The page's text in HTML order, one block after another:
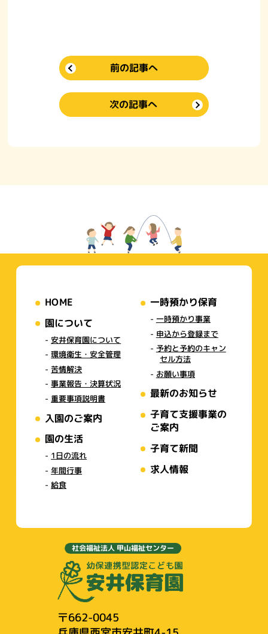
前の記事へ
次の記事へ
HOME
園について
安井保育園について
環境衛生・安全管理
苦情解決
事業報告・決算状況
重要事項説明書
入園のご案内
園の生活
1日の流れ
年間行事
給食
一時預かり保育
一時預かり事業
申込から登録まで
予約と予約のキャン
セル方法
お願い事項
最新のお知らせ
子育て支援事業の
ご案内
子育て新聞
求人情報
社会福祉法人 甲山福祉センター
〒662-0045